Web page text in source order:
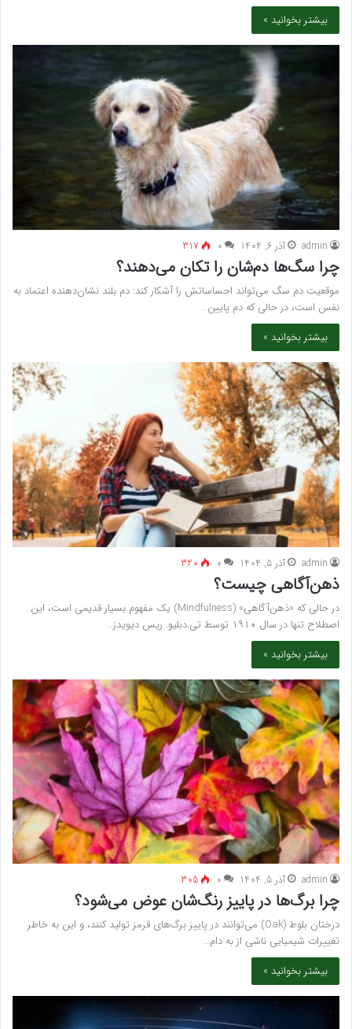
بیشتر بخوانید »
admin آذر 6, 1404 ۰ 317
چرا سگ‌ها دم‌شان را تکان می‌دهند؟
موقعیت دم سگ می‌تواند احساساتش را آشکار کند: دم بلند نشان‌دهنده اعتماد به
نفس است، در حالی که دم پایین…
بیشتر بخوانید »
admin آذر 5, 1404 ۰ 320
ذهن‌آگاهی چیست؟
در حالی که «ذهن‌آگاهی» (Mindfulness) یک مفهوم بسیار قدیمی است، این
اصطلاح تنها در سال ۱۹۱۰ توسط تی.دبلیو. ریس دیویدز…
بیشتر بخوانید »
admin آذر 5, 1404 ۰ 305
چرا برگ‌ها در پاییز رنگ‌شان عوض می‌شود؟
درختان بلوط (Oak) می‌توانند در پاییز برگ‌های قرمز تولید کنند، و این به خاطر
تغییرات شیمیایی ناشی از به دام…
بیشتر بخوانید »